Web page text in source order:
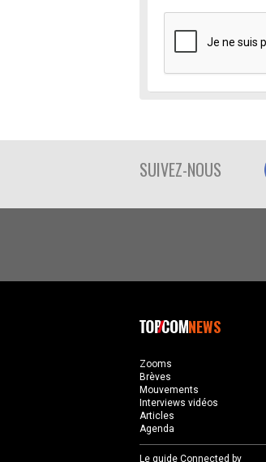
SUIVEZ-NOUS
NEWS
Zooms
Brèves
Mouvements
Interviews vidéos
Articles
Agenda
Le guide Connected by